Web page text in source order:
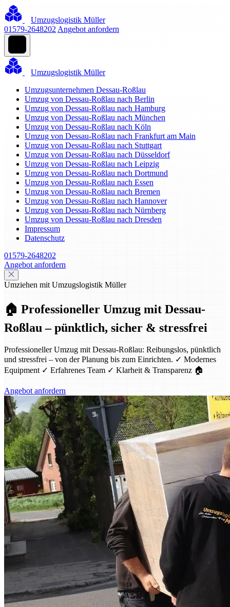
Umzugslogistik Müller
01579-2648202 Angebot anfordern
Umzugslogistik Müller
Umzugsunternehmen Dessau-Roßlau
Umzug von Dessau-Roßlau nach Berlin
Umzug von Dessau-Roßlau nach Hamburg
Umzug von Dessau-Roßlau nach München
Umzug von Dessau-Roßlau nach Köln
Umzug von Dessau-Roßlau nach Frankfurt am Main
Umzug von Dessau-Roßlau nach Stuttgart
Umzug von Dessau-Roßlau nach Düsseldorf
Umzug von Dessau-Roßlau nach Leipzig
Umzug von Dessau-Roßlau nach Dortmund
Umzug von Dessau-Roßlau nach Essen
Umzug von Dessau-Roßlau nach Bremen
Umzug von Dessau-Roßlau nach Hannover
Umzug von Dessau-Roßlau nach Nürnberg
Umzug von Dessau-Roßlau nach Dresden
Impressum
Datenschutz
01579-2648202
Angebot anfordern
Umziehen mit Umzugslogistik Müller
🏠 Professioneller Umzug mit Dessau-
Roßlau – pünktlich, sicher & stressfrei
Professioneller Umzug mit Dessau-Roßlau: Reibungslos, pünktlich
und stressfrei – von der Planung bis zum Einrichten. ✓ Modernes
Equipment ✓ Erfahrenes Team ✓ Klarheit & Transparenz 🏠
Angebot anfordern